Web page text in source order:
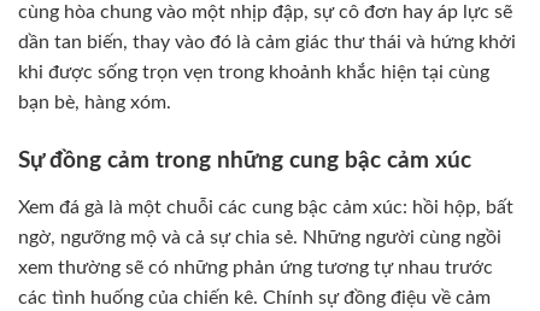
cùng hòa chung vào một nhịp đập, sự cô đơn hay áp lực sẽ
dần tan biến, thay vào đó là cảm giác thư thái và hứng khởi
khi được sống trọn vẹn trong khoảnh khắc hiện tại cùng
bạn bè, hàng xóm.
Sự đồng cảm trong những cung bậc cảm xúc
Xem đá gà là một chuỗi các cung bậc cảm xúc: hồi hộp, bất
ngờ, ngưỡng mộ và cả sự chia sẻ. Những người cùng ngồi
xem thường sẽ có những phản ứng tương tự nhau trước
các tình huống của chiến kê. Chính sự đồng điệu về cảm